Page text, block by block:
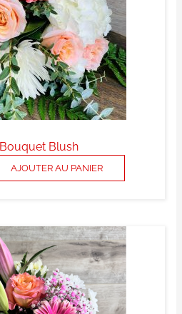
Bouquet Blush
AJOUTER AU PANIER